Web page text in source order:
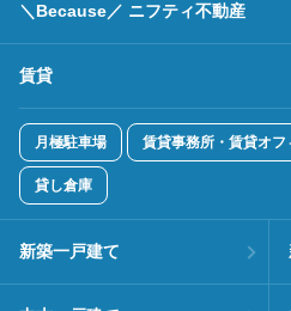
＼Because／ ニフティ不動産
賃貸
月極駐車場 賃貸事務所・賃貸オフ
貸し倉庫
新築一戸建て